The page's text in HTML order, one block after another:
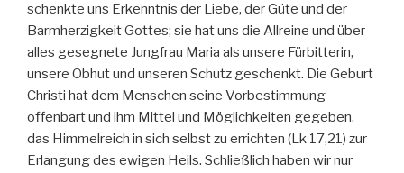
schenkte uns Erkenntnis der Liebe, der Güte und der
Barmherzigkeit Gottes; sie hat uns die Allreine und über
alles gesegnete Jungfrau Maria als unsere Fürbitterin,
unsere Obhut und unseren Schutz geschenkt. Die Geburt
Christi hat dem Menschen seine Vorbestimmung
offenbart und ihm Mittel und Möglichkeiten gegeben,
das Himmelreich in sich selbst zu errichten (Lk 17,21) zur
Erlangung des ewigen Heils. Schließlich haben wir nur